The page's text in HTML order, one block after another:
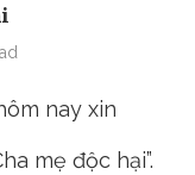
nay xin
mẹ độc hại”.